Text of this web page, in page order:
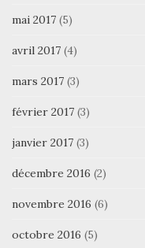
mai 2017 (5)
avril 2017 (4)
mars 2017 (3)
février 2017 (3)
janvier 2017 (3)
décembre 2016 (2)
novembre 2016 (6)
octobre 2016 (5)